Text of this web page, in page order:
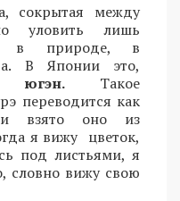
сокрытая между
уловить лишь
в природе, в
В Японии это,
югэн.Такое
переводится как
взято оно из
я вижу цветок,
под листьями, я
словно вижу свою